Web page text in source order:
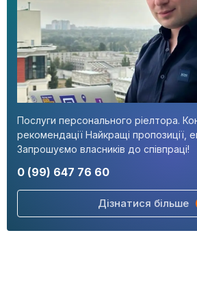
Послуги персонального ріелтора.
рекомендації Найкращі пропозиції,
Запрошуємо власників до співпраці!
0 (99) 647 76 60
Дізнатися більше